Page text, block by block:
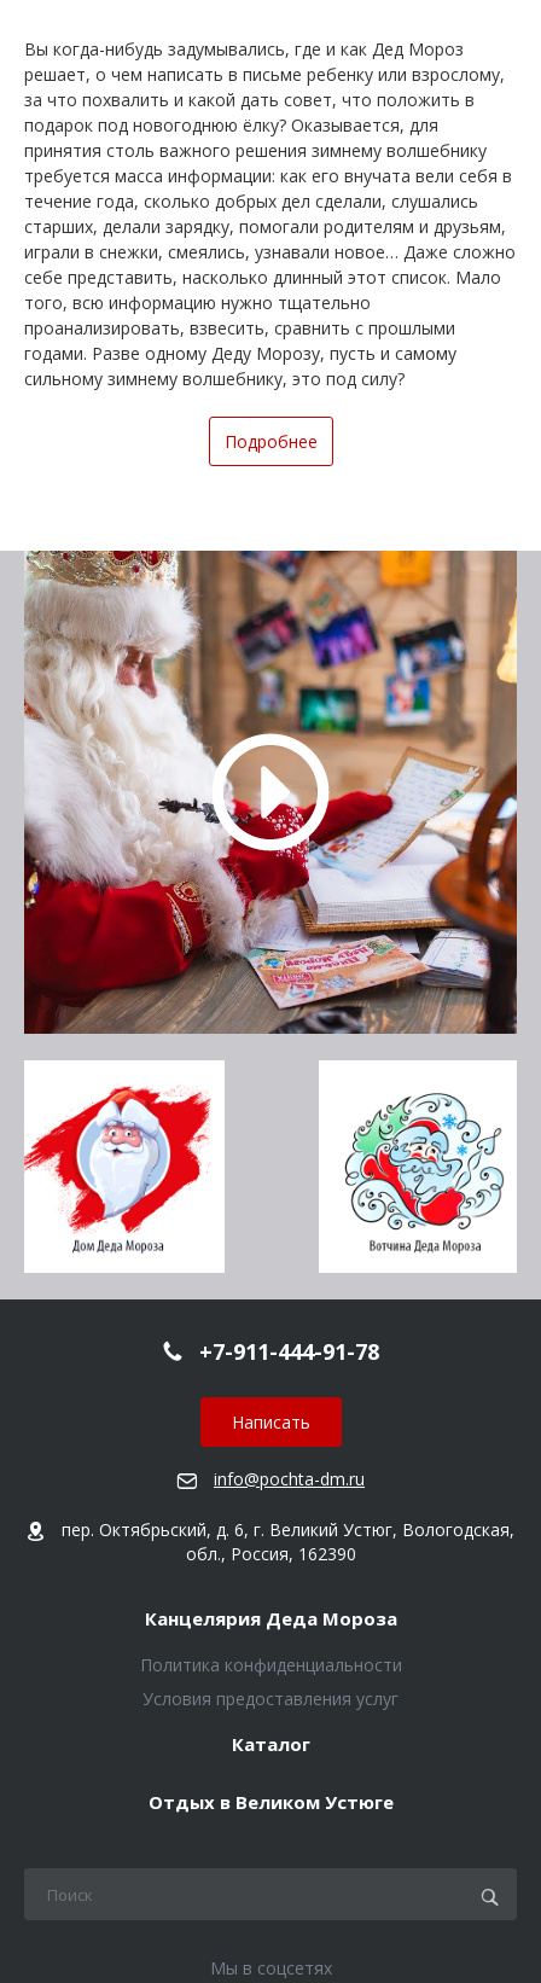
Вы когда-нибудь задумывались, где и как Дед Мороз
решает, о чем написать в письме ребенку или взрослому,
за что похвалить и какой дать совет, что положить в
подарок под новогоднюю ёлку? Оказывается, для
принятия столь важного решения зимнему волшебнику
требуется масса информации: как его внучата вели себя в
течение года, сколько добрых дел сделали, слушались
старших, делали зарядку, помогали родителям и друзьям,
играли в снежки, смеялись, узнавали новое… Даже сложно
себе представить, насколько длинный этот список. Мало
того, всю информацию нужно тщательно
проанализировать, взвесить, сравнить с прошлыми
годами. Разве одному Деду Морозу, пусть и самому
сильному зимнему волшебнику, это под силу?
Подробнее
+7-911-444-91-78
Написать
info@pochta-dm.ru
пер. Октябрьский, д. 6, г. Великий Устюг, Вологодская,
обл., Россия, 162390
Канцелярия Деда Мороза
Политика конфиденциальности
Условия предоставления услуг
Каталог
Отдых в Великом Устюге
Мы в соцсетях